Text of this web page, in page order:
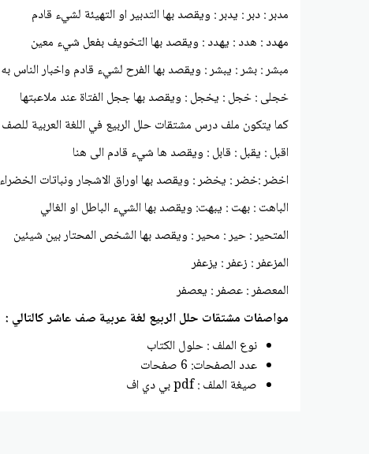
مدبر : دبر : يدبر : ويقصد بها التدبير او التهيئة لشيء قادم
مهدد : هدد : يهدد : ويقصد بها التخويف بفعل شيء معين
مبشر : بشر : يبشر : ويقصد بها الفرح لشيء قادم واخبار الناس به
خجلى : خجل : يخجل : ويقصد بها ججل الفتاة عند ملاعبتها
كما يتكون ملف درس مشتقات حلل الربيع في اللغة العربية للصف
اقبل : يقبل : قابل : ويقصد ها شيء قادم الى هنا
اخضر :خضر : يخضر : ويقصد بها اوراق الاشجار ونباتات الخضراء
الباهت : بهت : يبهت: ويقصد بها الشيء الباطل او الغالي
المتحير : حير : محير : ويقصد بها الشخص المحتار بين شيئين
المزعفر : زعفر : يزعفر
المعصفر : عصفر : يعصفر
مواصفات مشتقات حلل الربيع لغة عربية صف عاشر كالتالي :
نوع الملف : حلول الكتاب
عدد الصفحات: 6 صفحات
صيغة الملف : pdf بي دي اف